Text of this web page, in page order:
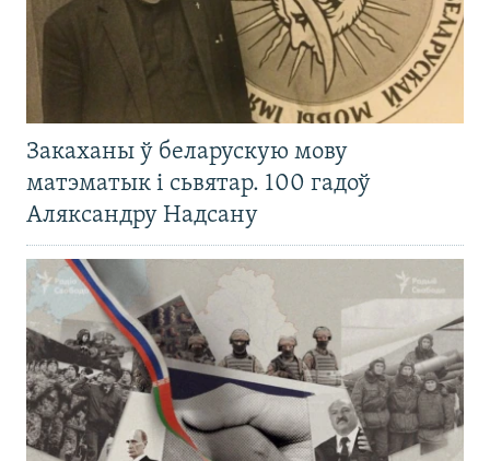
Закаханы ў беларускую мову
матэматык і сьвятар. 100 гадоў
Аляксандру Надсану